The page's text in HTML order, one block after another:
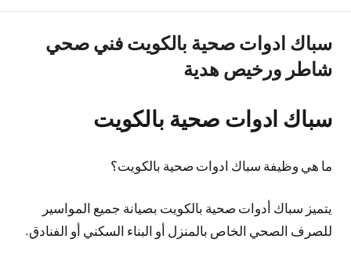
الكويت
للاعلانات
الخدمية
بالكويت
سباك ادوات صحية بالكويت فني صحي
شاطر ورخيص هدية
سباك ادوات صحية بالكويت
ما هي وظيفة سباك ادوات صحية بالكويت؟
يتميز سباك أدوات صحية بالكويت بصيانة جميع المواسير
للصرف الصحي الخاص بالمنزل أو البناء السكني أو الفنادق.